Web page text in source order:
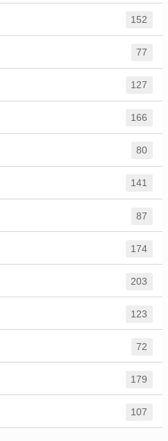
152
77
127
166
80
141
87
174
203
123
72
179
107